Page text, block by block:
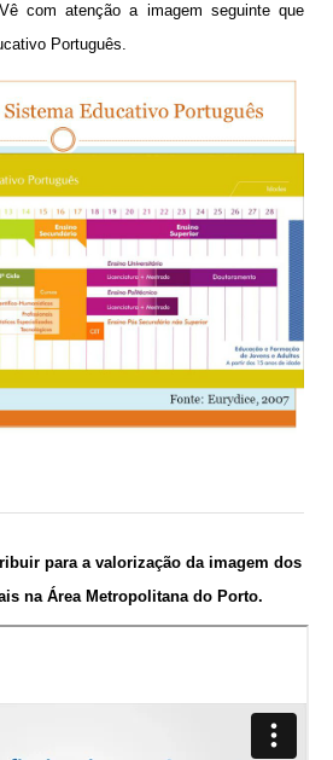
com atenção a imagem seguinte que
Português.
para a valorização da imagem dos
na Área Metropolitana do Porto.